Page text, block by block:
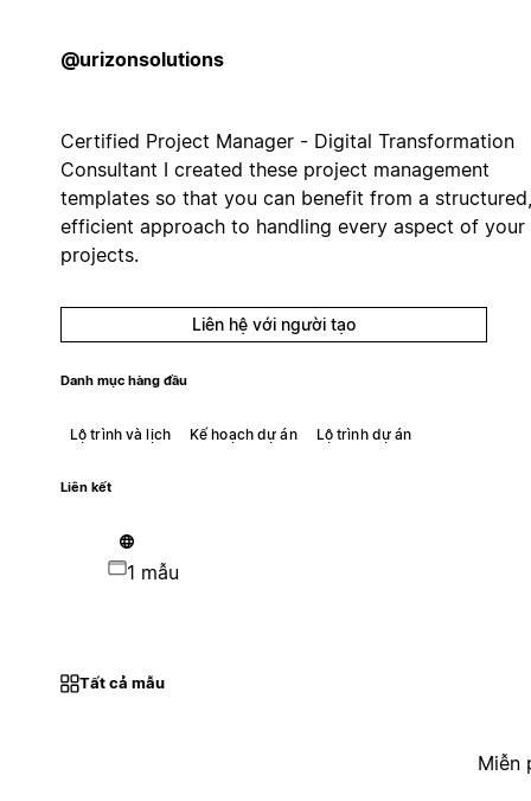
@urizonsolutions
Certified Project Manager - Digital Transformation
Consultant I created these project management
templates so that you can benefit from a structured,
efficient approach to handling every aspect of your
projects.
Liên hệ với người tạo
Danh mục hàng đầu
Lộ trình và lịch Kế hoạch dự án Lộ trình dự án
Liên kết
1 mẫu
Tất cả mẫu
Miễn